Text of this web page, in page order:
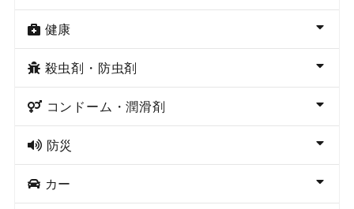
健康
殺虫剤・防虫剤
コンドーム・潤滑剤
防災
カー